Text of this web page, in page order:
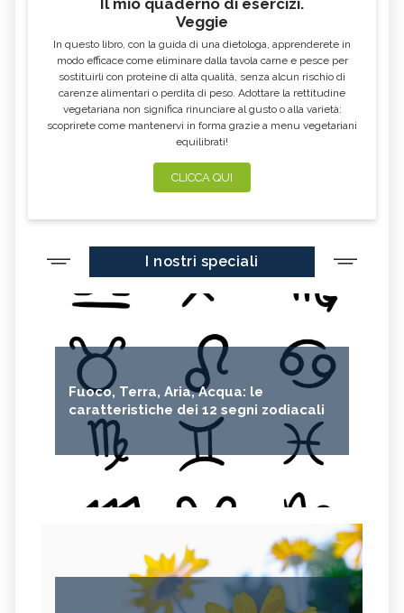
Il mio quaderno di esercizi.
Veggie
In questo libro, con la guida di una dietologa, apprenderete in
modo efficace come eliminare dalla tavola carne e pesce per
sostituirli con proteine di alta qualità, senza alcun rischio di
carenze alimentari o perdita di peso. Adottare la rettitudine
vegetariana non significa rinunciare al gusto o alla varietà:
scoprirete come mantenervi in forma grazie a menu vegetariani
equilibrati!
CLICCA QUI
I nostri speciali
Fuoco, Terra, Aria, Acqua: le
caratteristiche dei 12 segni zodiacali